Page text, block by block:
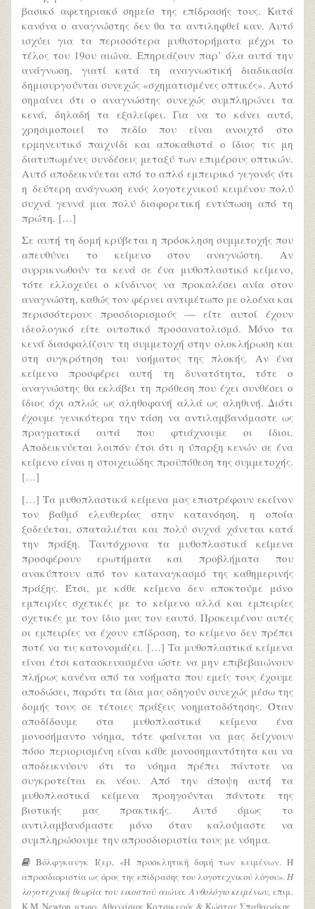
βασικό αφετηριακό σημείο της επίδρασής τους. Κατά
κανόνα ο αναγνώστης δεν θα τα αντιληφθεί καν. Αυτό
ισχύει για τα περισσότερα μυθιστορήματα μέχρι το
τέλος του 19ου αιώνα. Επηρεάζουν παρ’ όλα αυτά την
ανάγνωση, γιατί κατά τη αναγνωστική διαδικασία
δημιουργούνται συνεχώς «σχηματισμένες οπτικές». Αυτό
σημαίνει ότι ο αναγνώστης συνεχώς συμπληρώνει τα
κενά, δηλαδή τα εξαλείφει. Για να το κάνει αυτό,
χρησιμοποιεί το πεδίο που είναι ανοιχτό στο
ερμηνευτικό παιχνίδι και αποκαθιστά ο ίδιος τις μη
διατυπωμένες συνδέσεις μεταξύ των επιμέρους οπτικών.
Αυτό αποδεικνύεται από το απλό εμπειρικό γεγονός ότι
η δεύτερη ανάγνωση ενός λογοτεχνικού κειμένου πολύ
συχνά γεννά μια πολύ διαφορετική εντύπωση από τη
πρώτη. […]
Σε αυτή τη δομή κρύβεται η πρόσκληση συμμετοχής που
απευθύνει το κείμενο στον αναγνώστη. Αν
συρρικνωθούν τα κενά σε ένα μυθοπλαστικό κείμενο,
τότε ελλοχεύει ο κίνδυνος να προκαλέσει ανία στον
αναγνώστη, καθώς τον φέρνει αντιμέτωπο με ολοένα και
περισσότερους προσδιορισμούς — είτε αυτοί έχουν
ιδεολογικό είτε ουτοπικό προσανατολισμό. Μόνο τα
κενά διασφαλίζουν τη συμμετοχή στην ολοκλήρωση και
στη συγκρότηση του νοήματος της πλοκής. Αν ένα
κείμενο προσφέρει αυτή τη δυνατότητα, τότε ο
αναγνώστης θα εκλάβει τη πρόθεση που έχει συνθέσει ο
ίδιος όχι απλώς ως αληθοφανή αλλά ως αληθινή. Διότι
έχουμε γενικότερα την τάση να αντιλαμβανόμαστε ως
πραγματικά αυτά που φτιάχνουμε οι ίδιοι.
Αποδεικνύεται λοιπόν έτσι ότι η ύπαρξη κενών σε ένα
κείμενο είναι η στοιχειώδης προϋπόθεση της συμμετοχής.
[…]
[…] Τα μυθοπλαστικά κείμενα μας επιστρέφουν εκείνον
τον βαθμό ελευθερίας στην κατανόηση, η οποία
ξοδεύεται, σπαταλιέται και πολύ συχνά χάνεται κατά
την πράξη. Ταυτόχρονα τα μυθοπλαστικά κείμενα
προσφέρουν ερωτήματα και προβλήματα που
ανακύπτουν από τον καταναγκασμό της καθημερινής
πράξης. Έτσι, με κάθε κείμενο δεν αποκτούμε μόνο
εμπειρίες σχετικές με το κείμενο αλλά και εμπειρίες
σχετικές με τον ίδιο μας τον εαυτό. Προκειμένου αυτές
οι εμπειρίες να έχουν επίδραση, το κείμενο δεν πρέπει
ποτέ να τις κατονομάζει. […] Τα μυθοπλαστικά κείμενα
είναι έτσι κατασκευασμένα ώστε να μην επιβεβαιώνουν
πλήρως κανένα από τα νοήματα που εμείς τους έχουμε
αποδώσει, παρότι τα ίδια μας οδηγούν συνεχώς μέσω της
δομής τους σε τέτοιες πράξεις νοηματοδότησης. Όταν
αποδίδουμε στα μυθοπλαστικά κείμενα ένα
μονοσήμαντο νόημα, τότε φαίνεται να μας δείχνουν
πόσο περιορισμένη είναι κάθε μονοσημαντότητα και να
αποδεικνύουν ότι το νόημα πρέπει πάντοτε να
συγκροτείται εκ νέου. Από την άποψη αυτή τα
μυθοπλαστικά κείμενα προηγούνται πάντοτε της
βιοτικής μας πρακτικής. Αυτό όμως το
αντιλαμβανόμαστε μόνο όταν καλούμαστε να
συμπληρώσουμε την απροσδιοριστία τους με νόημα.
Βόλφγκανγκ Ίζερ, «Η προσκλητική δομή των κειμένων. Η
απροσδιοριστία ως όρος της επίδρασης του λογοτεχνικού λόγου». Η
λογοτεχνική θεωρία του εικοστού αιώνα. Ανθολόγιο κειμένων, επιμ.
K.M. Newton, μτφρ. Αθανάσιος Κατσικερός & Κώστας Σπαθαράκης,